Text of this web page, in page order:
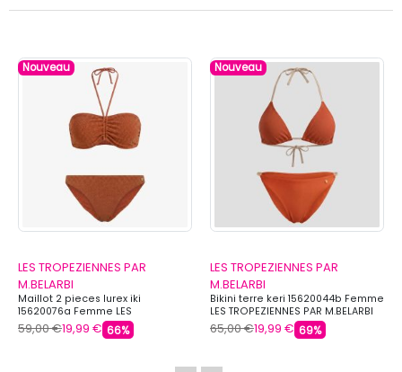
Nouveau
LES TROPEZIENNES PAR
M.BELARBI
Maillot 2 pieces lurex iki
15620076a Femme LES
TROPEZIENNES PAR M.BELARBI
59,00 €19,99 € 66%
Nouveau
LES TROPEZIENNES PAR
M.BELARBI
Bikini terre keri 15620044b Femme
LES TROPEZIENNES PAR M.BELARBI
65,00 €19,99 € 69%